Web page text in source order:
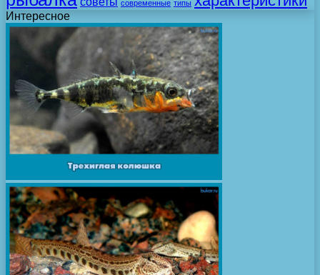
современные типы
Интересное